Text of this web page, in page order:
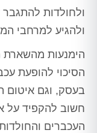
ולחולדות
ולהגיע למרחבי
הימנעות מהשארת
הסיכוי להופעת
בעסק, וגם איטום
חשוב להקפיד על
העכברים